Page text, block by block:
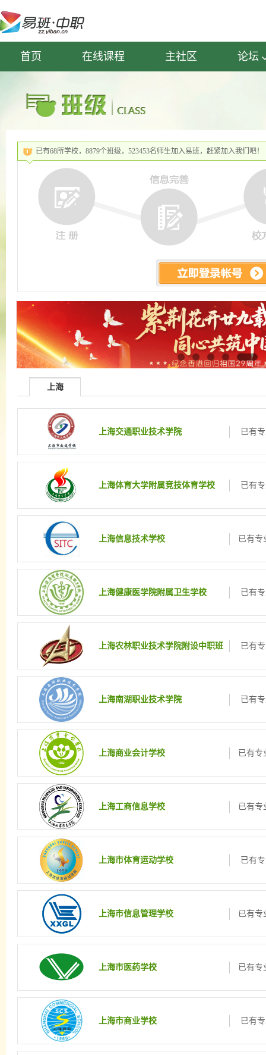
首页 在线课程 主社区 论坛
已有68所学校，8879个班级，523453名师生加入易班，赶紧加入我们吧！
◆
◆
上海
上海交通职业技术学院 已有
上海体育大学附属竞技体育学校 已有
上海信息技术学校 已有专
上海健康医学院附属卫生学校 已有
上海农林职业技术学院附设中职班 已有
上海南湖职业技术学院 已有
上海商业会计学校 已有专
上海工商信息学校 已有专
上海市体育运动学校 已有
上海市信息管理学校 已有专
上海市医药学校 已有专
上海市商业学校 已有